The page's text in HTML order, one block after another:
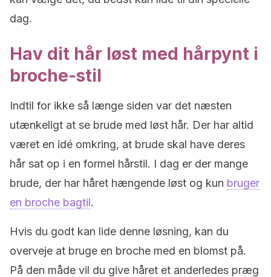
dag.
Hav dit hår løst med hårpynt i
broche-stil
Indtil for ikke så længe siden var det næsten
utænkeligt at se brude med løst hår. Der har altid
været en idé omkring, at brude skal have deres
hår sat op i en formel hårstil. I dag er der mange
brude, der har håret hængende løst og kun bruger
en broche bagtil.
Hvis du godt kan lide denne løsning, kan du
overveje at bruge en broche med en blomst på.
På den måde vil du give håret et anderledes præg